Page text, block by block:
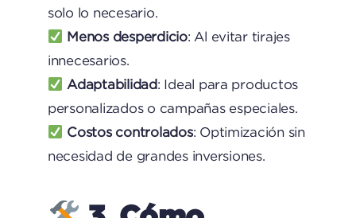
solo lo necesario.
Menos desperdicio: Al evitar tirajes
innecesarios.
Adaptabilidad: Ideal para productos
personalizados o campañas especiales.
Costos controlados: Optimización sin
necesidad de grandes inversiones.